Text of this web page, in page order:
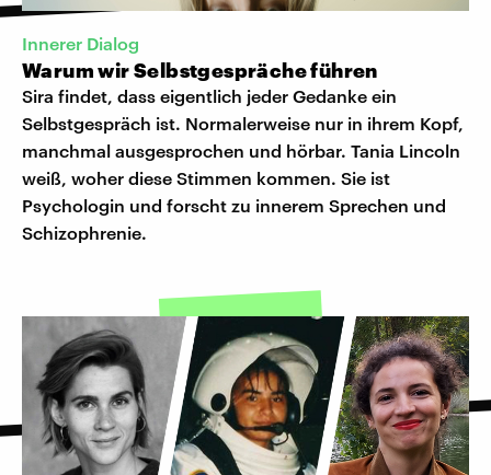
Innerer Dialog
Warum wir Selbstgespräche führen
Sira findet, dass eigentlich jeder Gedanke ein
Selbstgespräch ist. Normalerweise nur in ihrem Kopf,
manchmal ausgesprochen und hörbar. Tania Lincoln
weiß, woher diese Stimmen kommen. Sie ist
Psychologin und forscht zu innerem Sprechen und
Schizophrenie.